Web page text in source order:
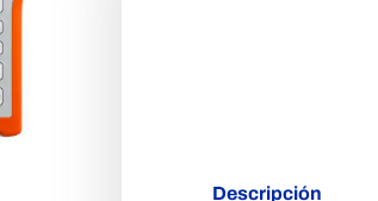
Descripción